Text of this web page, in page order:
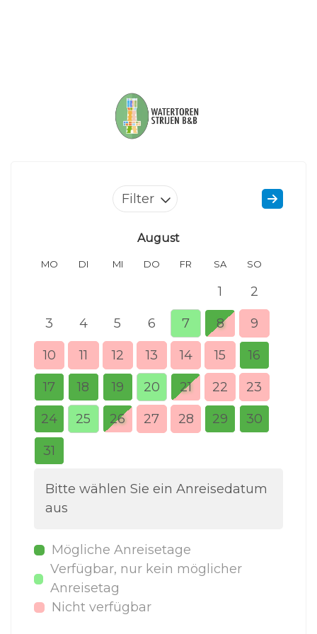
Filter
August
MO DI MI DO FR SA SO
1 2
3 4 5 6 7 8 9
10 11 12 13 14 15 16
17 18 19 20 21 22 23
24 25 26 27 28 29 30
31
Bitte wählen Sie ein Anreisedatum
aus
Mögliche Anreisetage
Verfügbar, nur kein möglicher
Anreisetag
Nicht verfügbar